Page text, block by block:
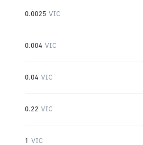
0.0025 VIC
0.004 VIC
0.04 VIC
0.22 VIC
1 VIC